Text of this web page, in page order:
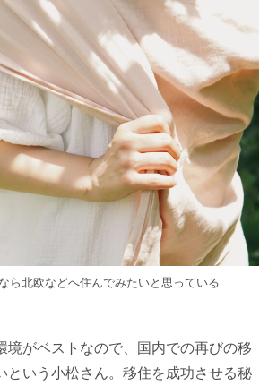
ら北欧などへ住んでみたいと思っている
境がベストなので、国内での再びの移
という小松さん。移住を成功させる秘